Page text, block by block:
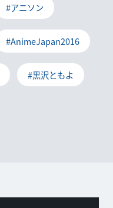
#アニソン
#AnimeJapan2016
#黒沢ともよ